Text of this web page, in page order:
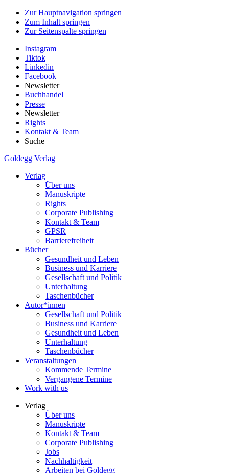
Zur Hauptnavigation springen
Zum Inhalt springen
Zur Seitenspalte springen
Instagram
Tiktok
Linkedin
Facebook
Newsletter
Buchhandel
Presse
Newsletter
Rights
Kontakt & Team
Suche
Goldegg Verlag
Verlag
Über uns
Manuskripte
Rights
Corporate Publishing
Kontakt & Team
GPSR
Barrierefreiheit
Bücher
Gesundheit und Leben
Business und Karriere
Gesellschaft und Politik
Unterhaltung
Taschenbücher
Autor*innen
Gesellschaft und Politik
Business und Karriere
Gesundheit und Leben
Unterhaltung
Taschenbücher
Veranstaltungen
Kommende Termine
Vergangene Termine
Work with us
Verlag
Über uns
Manuskripte
Kontakt & Team
Corporate Publishing
Jobs
Nachhaltigkeit
Arbeiten bei Goldegg